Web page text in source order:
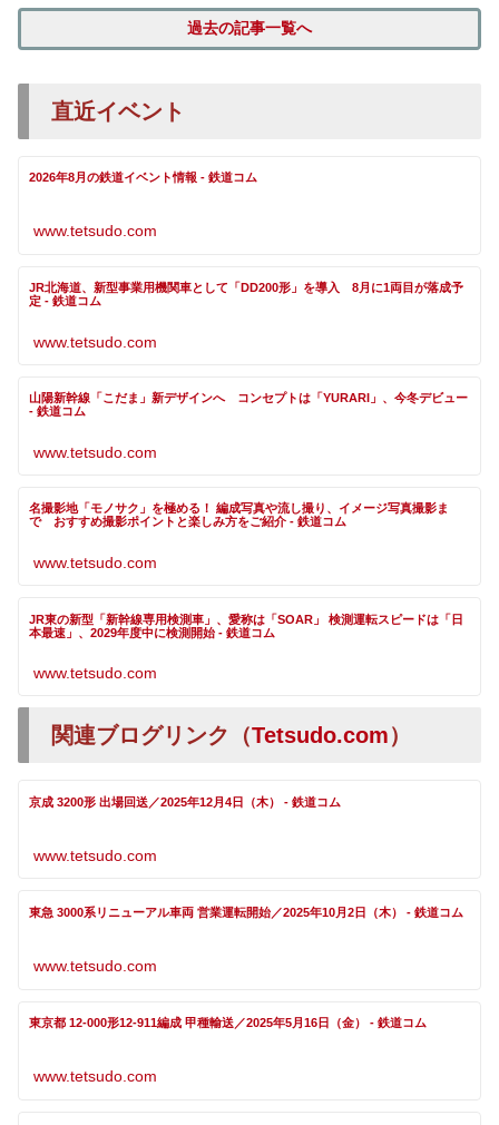
過去の記事一覧へ
直近イベント
2026年8月の鉄道イベント情報 - 鉄道コム
www.tetsudo.com
JR北海道、新型事業用機関車として「DD200形」を導入 8月に1両目が落成予
定 - 鉄道コム
www.tetsudo.com
山陽新幹線「こだま」新デザインへ コンセプトは「YURARI」、今冬デビュー
- 鉄道コム
www.tetsudo.com
名撮影地「モノサク」を極める！ 編成写真や流し撮り、イメージ写真撮影ま
で おすすめ撮影ポイントと楽しみ方をご紹介 - 鉄道コム
www.tetsudo.com
JR東の新型「新幹線専用検測車」、愛称は「SOAR」 検測運転スピードは「日
本最速」、2029年度中に検測開始 - 鉄道コム
www.tetsudo.com
関連ブログリンク（Tetsudo.com）
京成 3200形 出場回送／2025年12月4日（木） - 鉄道コム
www.tetsudo.com
東急 3000系リニューアル車両 営業運転開始／2025年10月2日（木） - 鉄道コム
www.tetsudo.com
東京都 12-000形12-911編成 甲種輸送／2025年5月16日（金） - 鉄道コム
www.tetsudo.com